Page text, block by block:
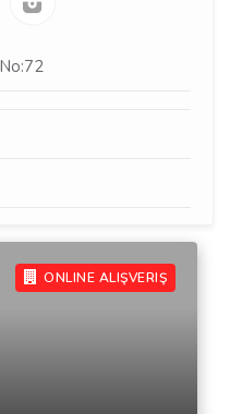
ONLINE ALIŞVERIŞ